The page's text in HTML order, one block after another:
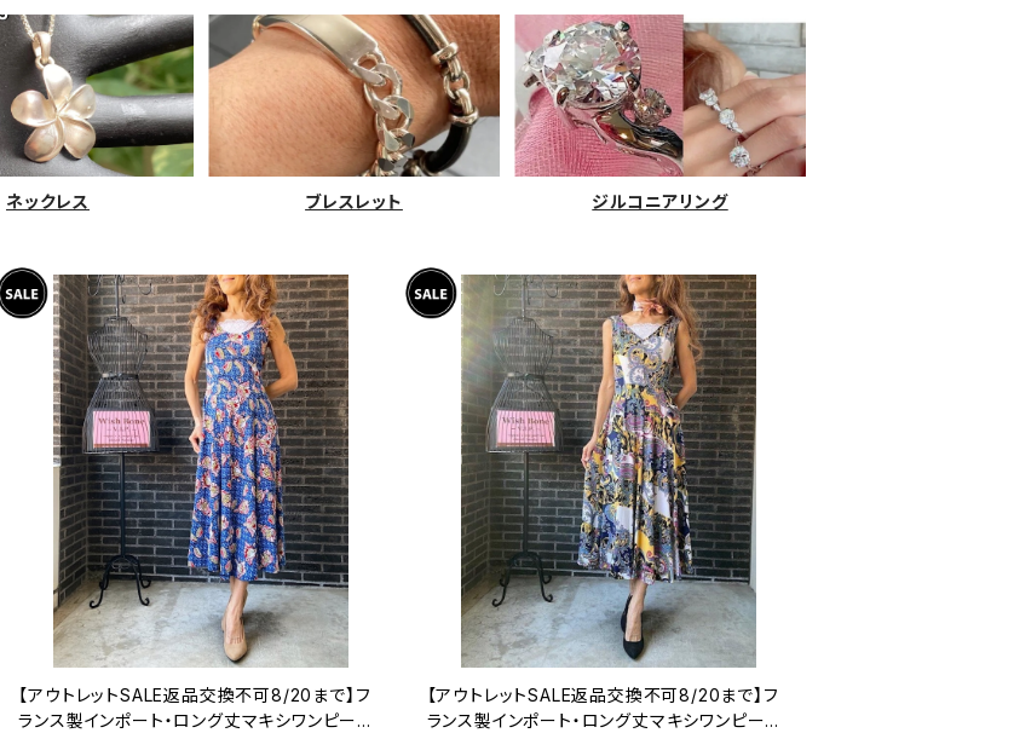
ネックレス ブレスレット ジルコニアリング
【アウトレットSALE返品交換不可8/20まで】フ
ランス製インポート・ロング丈マキシワンピース
【アウトレットSALE返品交換不可8/20まで】フ
ランス製インポート・ロング丈マキシワンピース